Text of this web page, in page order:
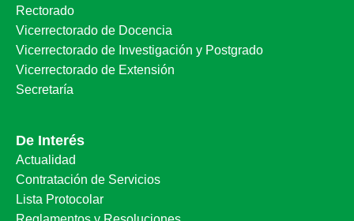
Rectorado
Vicerrectorado de Docencia
Vicerrectorado de Investigación y Postgrado
Vicerrectorado de Extensión
Secretaría
De Interés
Actualidad
Contratación de Servicios
Lista Protocolar